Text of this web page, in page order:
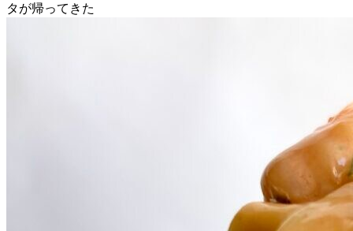
タが帰ってきた